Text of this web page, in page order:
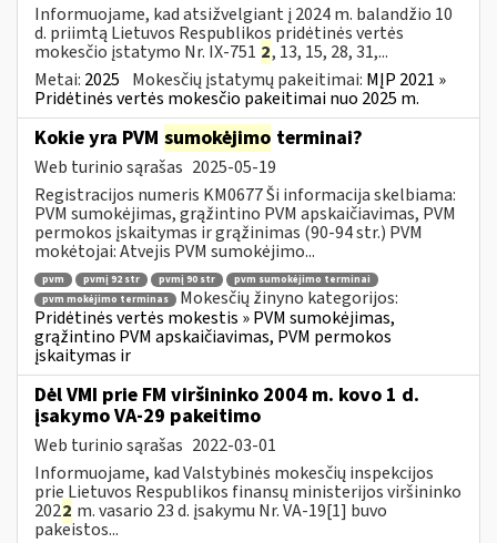
Informuojame, kad atsižvelgiant į 2024 m. balandžio 10
d. priimtą Lietuvos Respublikos pridėtinės vertės
mokesčio įstatymo Nr. IX-751 2, 13, 15, 28, 31,...
Metai: 2025 Mokesčių įstatymų pakeitimai: MĮP 2021 »
Pridėtinės vertės mokesčio pakeitimai nuo 2025 m.
Kokie yra PVM sumokėjimo terminai?
Web turinio sąrašas 2025-05-19
Registracijos numeris KM0677 Ši informacija skelbiama:
PVM sumokėjimas, grąžintino PVM apskaičiavimas, PVM
permokos įskaitymas ir grąžinimas (90-94 str.) PVM
mokėtojai: Atvejis PVM sumokėjimo...
pvm pvmį 92 str pvmį 90 str
pvm sumokėjimo terminai
pvm mokėjimo terminas
Mokesčių žinyno kategorijos:
Pridėtinės vertės mokestis » PVM sumokėjimas,
grąžintino PVM apskaičiavimas, PVM permokos
įskaitymas ir
Dėl VMI prie FM viršininko 2004 m. kovo 1 d.
įsakymo VA-29 pakeitimo
Web turinio sąrašas 2022-03-01
Informuojame, kad Valstybinės mokesčių inspekcijos
prie Lietuvos Respublikos finansų ministerijos viršininko
2022 m. vasario 23 d. įsakymu Nr. VA-19[1] buvo
pakeistos...